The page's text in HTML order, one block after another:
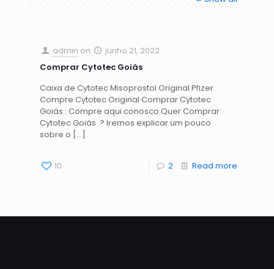
admin on
junho 21, 2022
Comprar Cytotec Goiás
Caixa de Cytotec Misoprostol Original Pfizer
Compre Cytotec Original Comprar Cytotec
Goiás : Compre aqui conosco Quer Comprar
Cytotec Goiás ? Iremos explicar um pouco
sobre o […]
10 2 Read more